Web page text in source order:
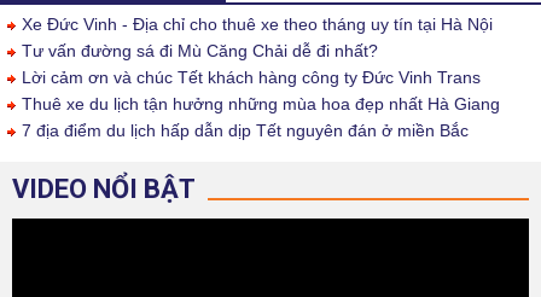
Xe Đức Vinh - Địa chỉ cho thuê xe theo tháng uy tín tại Hà Nội
Tư vấn đường sá đi Mù Căng Chải dễ đi nhất?
Lời cảm ơn và chúc Tết khách hàng công ty Đức Vinh Trans
Thuê xe du lịch tận hưởng những mùa hoa đẹp nhất Hà Giang
7 địa điểm du lịch hấp dẫn dịp Tết nguyên đán ở miền Bắc
VIDEO NỔI BẬT